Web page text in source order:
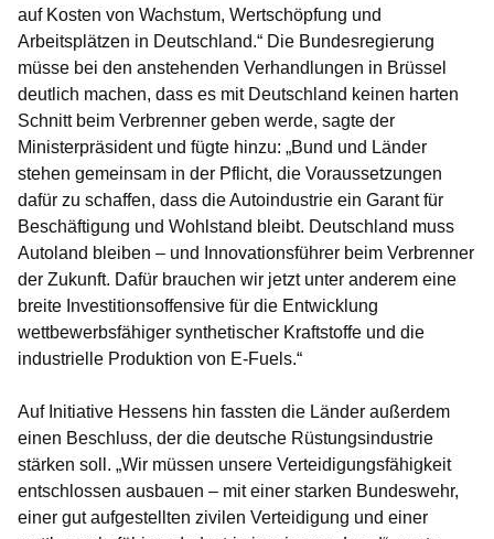
auf Kosten von Wachstum, Wertschöpfung und
Arbeitsplätzen in Deutschland.“ Die Bundesregierung
müsse bei den anstehenden Verhandlungen in Brüssel
deutlich machen, dass es mit Deutschland keinen harten
Schnitt beim Verbrenner geben werde, sagte der
Ministerpräsident und fügte hinzu: „Bund und Länder
stehen gemeinsam in der Pflicht, die Voraussetzungen
dafür zu schaffen, dass die Autoindustrie ein Garant für
Beschäftigung und Wohlstand bleibt. Deutschland muss
Autoland bleiben – und Innovationsführer beim Verbrenner
der Zukunft. Dafür brauchen wir jetzt unter anderem eine
breite Investitionsoffensive für die Entwicklung
wettbewerbsfähiger synthetischer Kraftstoffe und die
industrielle Produktion von E-Fuels.“
Auf Initiative Hessens hin fassten die Länder außerdem
einen Beschluss, der die deutsche Rüstungsindustrie
stärken soll. „Wir müssen unsere Verteidigungsfähigkeit
entschlossen ausbauen – mit einer starken Bundeswehr,
einer gut aufgestellten zivilen Verteidigung und einer